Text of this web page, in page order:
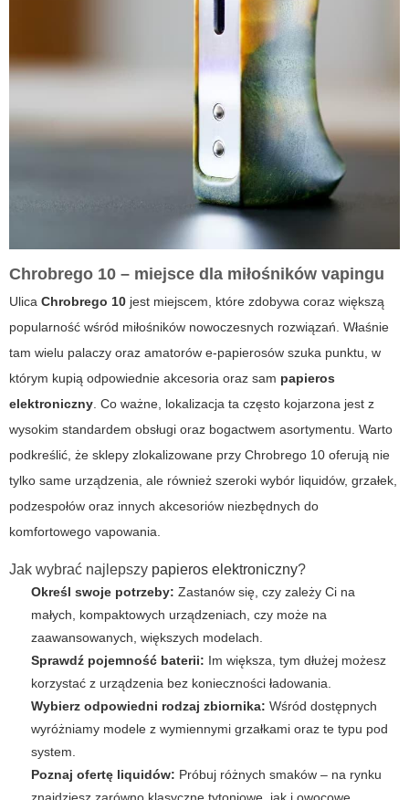
Chrobrego 10 – miejsce dla miłośników vapingu
Ulica Chrobrego 10 jest miejscem, które zdobywa coraz większą
popularność wśród miłośników nowoczesnych rozwiązań. Właśnie
tam wielu palaczy oraz amatorów e-papierosów szuka punktu, w
którym kupią odpowiednie akcesoria oraz sam papieros
elektroniczny. Co ważne, lokalizacja ta często kojarzona jest z
wysokim standardem obsługi oraz bogactwem asortymentu. Warto
podkreślić, że sklepy zlokalizowane przy Chrobrego 10 oferują nie
tylko same urządzenia, ale również szeroki wybór liquidów, grzałek,
podzespołów oraz innych akcesoriów niezbędnych do
komfortowego vapowania.
Jak wybrać najlepszy papieros elektroniczny?
Określ swoje potrzeby: Zastanów się, czy zależy Ci na
małych, kompaktowych urządzeniach, czy może na
zaawansowanych, większych modelach.
Sprawdź pojemność baterii: Im większa, tym dłużej możesz
korzystać z urządzenia bez konieczności ładowania.
Wybierz odpowiedni rodzaj zbiornika: Wśród dostępnych
wyróżniamy modele z wymiennymi grzałkami oraz te typu pod
system.
Poznaj ofertę liquidów: Próbuj różnych smaków – na rynku